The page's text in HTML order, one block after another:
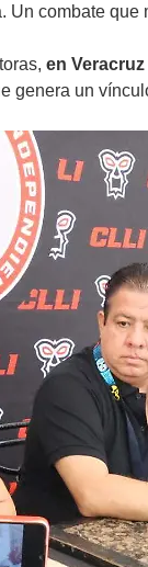
Un combate
en
genera un